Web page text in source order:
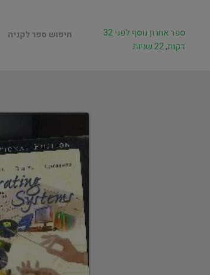
חיפוש ספר לקניה
ספר אחרון נוסף לפני 32
דקות, 22 שניות